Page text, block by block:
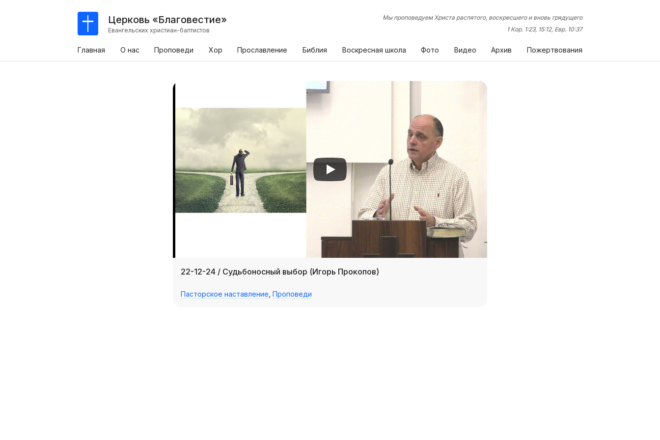
Церковь «Благовестие»
Евангельских христиан-баптистов
Мы проповедуем Христа распятого, воскресшего и вновь грядущего
1 Кор. 1:23, 15:12, Евр. 10:37
Главная О нас Проповеди Хор Прославление Библия Воскресная школа Фото Видео Архив Пожертвования
22-12-24 / Судьбоносный выбор (Игорь Прокопов)
Пасторское наставление Проповеди